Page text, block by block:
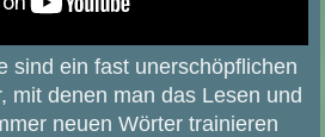
sind ein fast unerschöpflichen
mit denen man das Lesen und
neuen Wörter trainieren